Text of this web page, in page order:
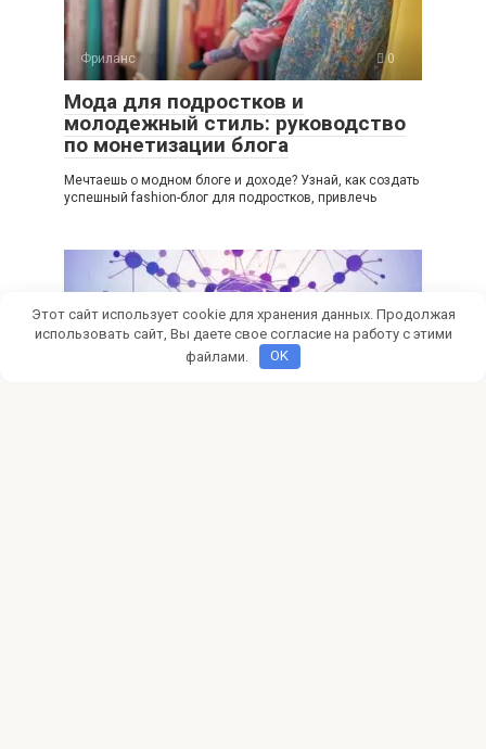
Фриланс 0
Мода для подростков и
молодежный стиль: руководство
по монетизации блога
Мечтаешь о модном блоге и доходе? Узнай, как создать
успешный fashion-блог для подростков, привлечь
Этот сайт использует cookie для хранения данных. Продолжая
использовать сайт, Вы даете свое согласие на работу с этими
файлами.
OK